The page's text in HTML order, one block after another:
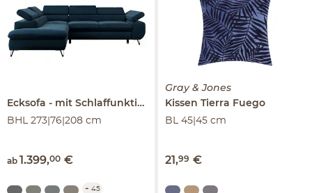
Ecksofa mit Schlaffunktion
Peter
BHL 273|76|208 cm
ab 1.399,00 €
+ 45
Gray & Jones
Kissen Tierra Fuego
BL 45|45 cm
21,99 €